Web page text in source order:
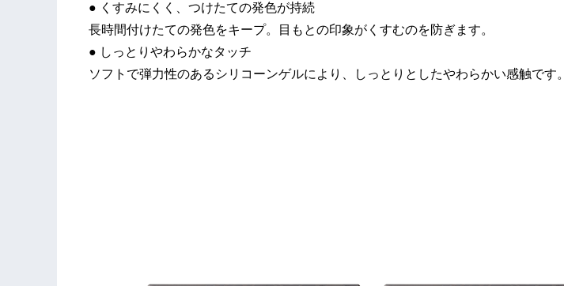
● くすみにくく、つけたての発色が持続
長時間付けたての発色をキープ。目もとの印象がくすむのを防ぎます。
● しっとりやわらかなタッチ
ソフトで弾力性のあるシリコーンゲルにより、しっとりとしたやわらかい感触です。